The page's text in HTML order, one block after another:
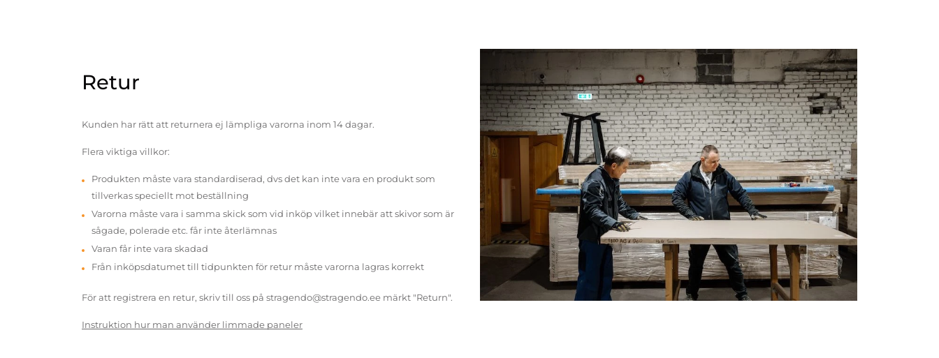
Retur
Kunden har rätt att returnera ej lämpliga varorna inom 14 dagar.
Flera viktiga villkor:
Produkten måste vara standardiserad, dvs det kan inte vara en produkt som
tillverkas speciellt mot beställning
Varorna måste vara i samma skick som vid inköp vilket innebär att skivor som är
sågade, polerade etc. får inte återlämnas
Varan får inte vara skadad
Från inköpsdatumet till tidpunkten för retur måste varorna lagras korrekt
För att registrera en retur, skriv till oss på stragendo@stragendo.ee märkt "Return".
Instruktion hur man använder limmade paneler